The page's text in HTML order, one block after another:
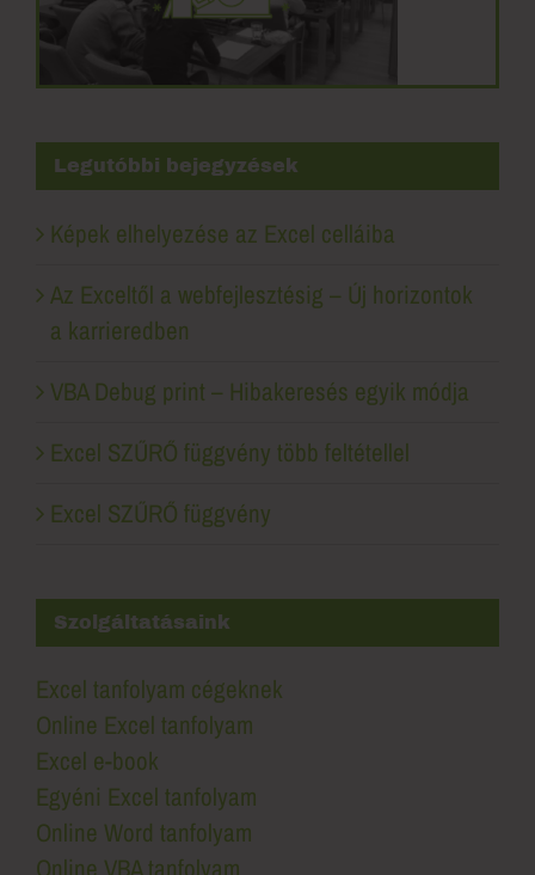
Legutóbbi bejegyzések
Képek elhelyezése az Excel celláiba
Az Exceltől a webfejlesztésig – Új horizontok
a karrieredben
VBA Debug print – Hibakeresés egyik módja
Excel SZŰRŐ függvény több feltétellel
Excel SZŰRŐ függvény
Szolgáltatásaink
Excel tanfolyam cégeknek
Online Excel tanfolyam
Excel e-book
Egyéni Excel tanfolyam
Online Word tanfolyam
Online VBA tanfolyam